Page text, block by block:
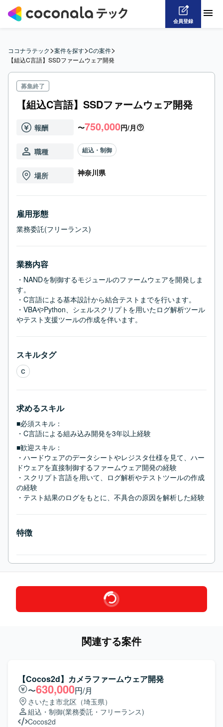
会員登録
ココナラテック>案件を探す>Cの案件>
【組込C言語】SSDファームウェア開発
募集終了
【組込C言語】SSDファームウェア開発
報酬 〜750,000円/月
職種 組込・制御
場所 神奈川県
雇用形態
業務委託(フリーランス)
業務内容
・NANDを制御するモジュールのファームウェアを開発しま
す。
・C言語による基本設計から結合テストまでを行います。
・VBAやPython、シェルスクリプトを用いたログ解析ツール
やテスト支援ツールの作成を伴います。
スキルタグ
C
求めるスキル
■必須スキル：
・C言語による組み込み開発を3年以上経験
■歓迎スキル：
・ハードウェアのデータシートやレジスタ仕様を見て、ハー
ドウェアを直接制御するファームウェア開発の経験
・スクリプト言語を用いて、ログ解析やテストツールの作成
の経験
・テスト結果のログをもとに、不具合の原因を解析した経験
特徴
関連する案件
【Cocos2d】カメラファームウェア開発
〜630,000円/月
さいたま市北区（埼玉県）
組込・制御(業務委託・フリーランス)
Cocos2d